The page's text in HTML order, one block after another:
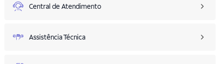
Central de Atendimento
Assistência Técnica